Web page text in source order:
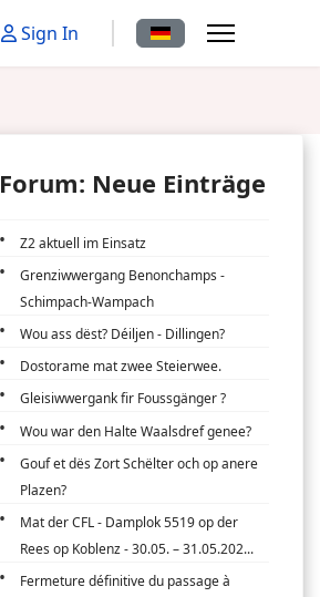
Sign In Sprache auswählen
Forum: Neue Einträge
Z2 aktuell im Einsatz
Grenziwwergang Benonchamps -
Schimpach-Wampach
Wou ass dëst? Déiljen - Dillingen?
Dostorame mat zwee Steierwee.
Gleisiwwergank fir Foussgänger ?
Wou war den Halte Waalsdref genee?
Gouf et dës Zort Schëlter och op anere
Plazen?
Mat der CFL - Damplok 5519 op der
Rees op Koblenz - 30.05. – 31.05.202...
Fermeture définitive du passage à